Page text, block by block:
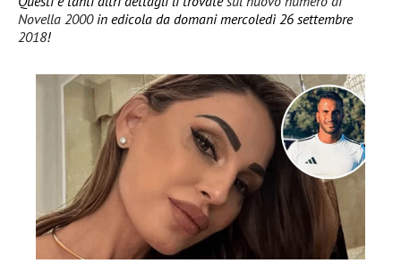
Novella 2000in edicola da domani mercoledì 26 settembre
2018!